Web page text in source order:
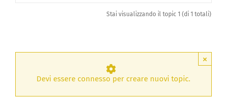
Stai visualizzando il topic 1 (di 1 totali)
×
Devi essere connesso per creare nuovi topic.